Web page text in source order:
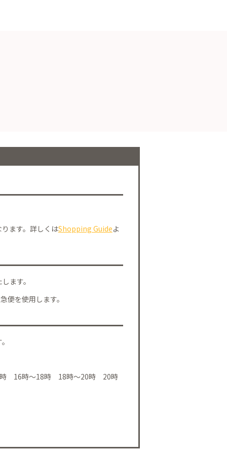
ます。詳しくはShopping Guideよ
ます。
便を使用します。
16時～18時 18時～20時 20時